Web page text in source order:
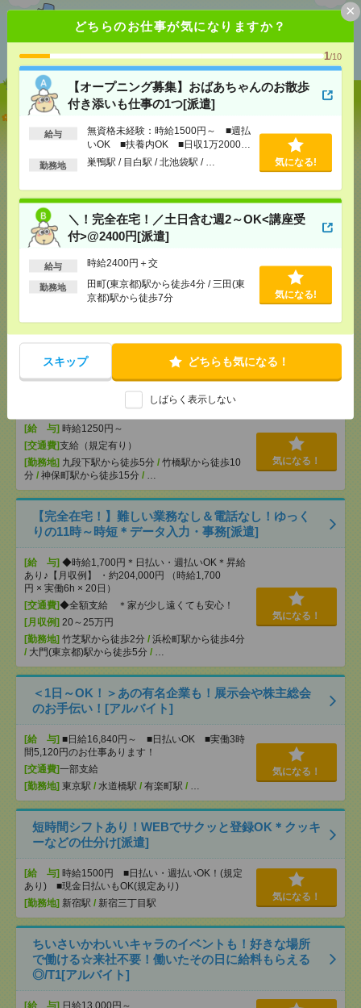
どちらのお仕事が気になりますか？
1/10
【オープニング募集】おばあちゃんのお散歩
付き添いも仕事の1つ[派遣]
給与
無資格未経験：時給1500円～ ■週払
いOK ■扶養内OK ■日収1万2000円
以上
勤務地 巣鴨駅 / 目白駅 / 北池袋駅 / … 気になる!
＼！完全在宅！／土日含む週2～OK<講座受
付>@2400円[派遣]
給与 時給2400円＋交
勤務地
田町(東京都)駅から徒歩4分 / 三田(東
京都)駅から徒歩7分
気になる!
スキップ どちらも気になる！
しばらく表示しない
×
あなたの閲覧履歴からの
おすすめ
【オープニング募集】おばあちゃんのお散歩付き添
いも仕事の1つ[派遣]
[給 与]無資格未経験：時給1500円～ ■週払い
OK ■扶養内OK ■日収1万2000円以上
[交通費]交通費全額支給
[勤務地]巣鴨駅/目白駅/北池袋駅/…
気になる！
＼！完全在宅！／土日含む週2～OK<講座受付
>@2400円[派遣]
[給 与]時給2400円＋交
気になる！
＜日本を代表するバンド＊サカナクション＞ツアー
公演のサポートバイト＠日本武道館[アルバイト]
[給 与] 時給1250円～
[交通費]支給（規定有り）
[勤務地] 九段下駅から徒歩5分 / 竹橋駅から徒歩10
分 / 神保町駅から徒歩15分 / …
気になる！
【完全在宅！】難しい業務なし＆電話なし！ゆっく
りの11時～時短＊データ入力・事務[派遣]
[給 与] ◆時給1,700円＊日払い・週払いOK＊昇給
あり♪【月収例】 ・約204,000円 （時給1,700
円 × 実働6h × 20日）
[交通費]◆全額支給 ＊家が少し遠くても安心！
[月収例] 20～25万円
[勤務地] 竹芝駅から徒歩2分 / 浜松町駅から徒歩4分
/ 大門(東京都)駅から徒歩5分 / …
気になる！
＜1日～OK！＞あの有名企業も！展示会や株主総会
のお手伝い！[アルバイト]
[給 与] ■日給16,840円～ ■日払いOK ■実働3時
間5,120円のお仕事あります！
[交通費]一部支給
[勤務地] 東京駅 / 水道橋駅 / 有楽町駅 / …
気になる！
短時間シフトあり！WEBでサクッと登録OK＊クッキ
ーなどの仕分け[派遣]
[給 与] 時給1500円 ■日払い・週払いOK！(規定
あり) ■現金日払いもOK(規定あり)
[勤務地] 新宿駅 / 新宿三丁目駅
気になる！
ちいさいかわいいキャラのイベントも！好きな場所
で働ける☆来社不要！働いたその日に給料もらえる
◎/T1[アルバイト]
[給 与] 日給13,000円～